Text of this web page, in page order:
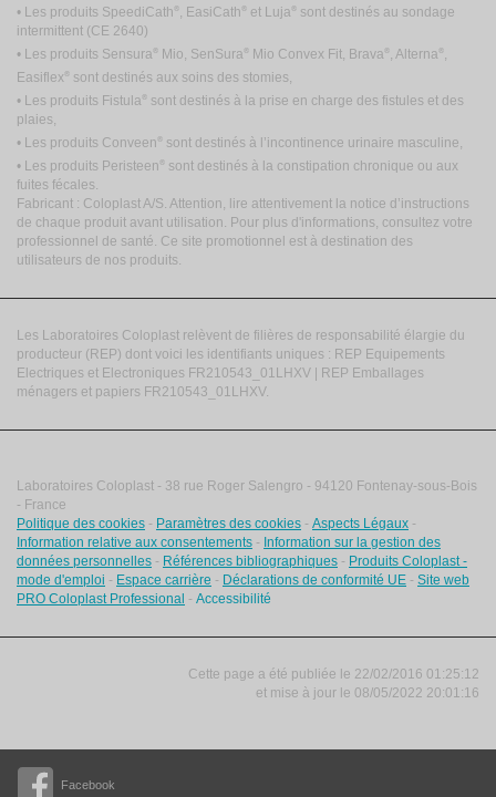
Facebook
• Les produits SpeediCath ® , EasiCath ® et Luja ®
sont destinés au sondage
intermittent (CE 2640)
• Les produits Sensura ® Mio, SenSura ® Mio Convex Fit, Brava ® , Alterna ® ,
Easiflex ®
sont destinés aux soins des stomies,
• Les produits Fistula ®
sont destinés à la prise en charge des fistules et des
plaies,
• Les produits Conveen ®
sont destinés à l’incontinence urinaire masculine,
• Les produits Peristeen ®
sont destinés à la constipation chronique ou aux
fuites fécales.
Fabricant : Coloplast A/S. Attention, lire attentivement la notice d’instructions
de chaque produit avant utilisation. Pour plus d'informations, consultez votre
professionnel de santé. Ce site promotionnel est à destination des
utilisateurs de nos produits.
Les Laboratoires Coloplast relèvent de filières de responsabilité élargie du
producteur (REP) dont voici les identifiants uniques : REP Equipements
Electriques et Electroniques FR210543_01LHXV | REP Emballages
ménagers et papiers FR210543_01LHXV.
Laboratoires Coloplast - 38 rue Roger Salengro - 94120 Fontenay-sous-Bois
- France
Politique des cookies - Paramètres des cookies - Aspects Légaux -
Information relative aux consentements - Information sur la gestion des
données personnelles - Références bibliographiques - Produits Coloplast -
mode d'emploi - Espace carrière - Déclarations de conformité UE - Site web
PRO Coloplast Professional - Accessibilité
Cette page a été publiée le 22/02/2016 01:25:12
et mise à jour le 08/05/2022 20:01:16